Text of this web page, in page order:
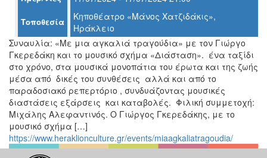
ΤΟΠΟΣ
ΜΑΣ
ΔΗΜΟΣ
ΠΟΛΙΤΙΣΜΟΣ
ΑΝΘΕΚΤΙΚΗ
ΠΟΛΗ
Τοποθεσία
Κηποθέατρο «Μάνος Χατζιδάκις»,
Ηράκλειο
Συναυλία: «Με μια αγκαλιά τραγούδια» με τον Γιώργο
Γκερεδάκη και το μουσικό σχήμα «Διάσταση». ένα ταξίδι
στο χρόνο, στα μουσικά μονοπάτια του έρωτα και της ζωής
μέσα από δικές του συνθέσεις αλλά και από το
παραδοσιακό ρεπερτόριο , συνδυάζοντας μουσικές
διαστάσεις εξάρσεις και καταβολές. Φιλική συμμετοχή:
Μιχάλης Αλεφαντινός. O Γιώργος Γκερεδάκης, με το
μουσικό σχήμα […]
https://www.heraklionculture.gr/events/miaagkaliatragoudia/